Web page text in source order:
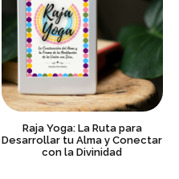
Raja Yoga: La Ruta para
Desarrollar tu Alma y Conectar
con la Divinidad